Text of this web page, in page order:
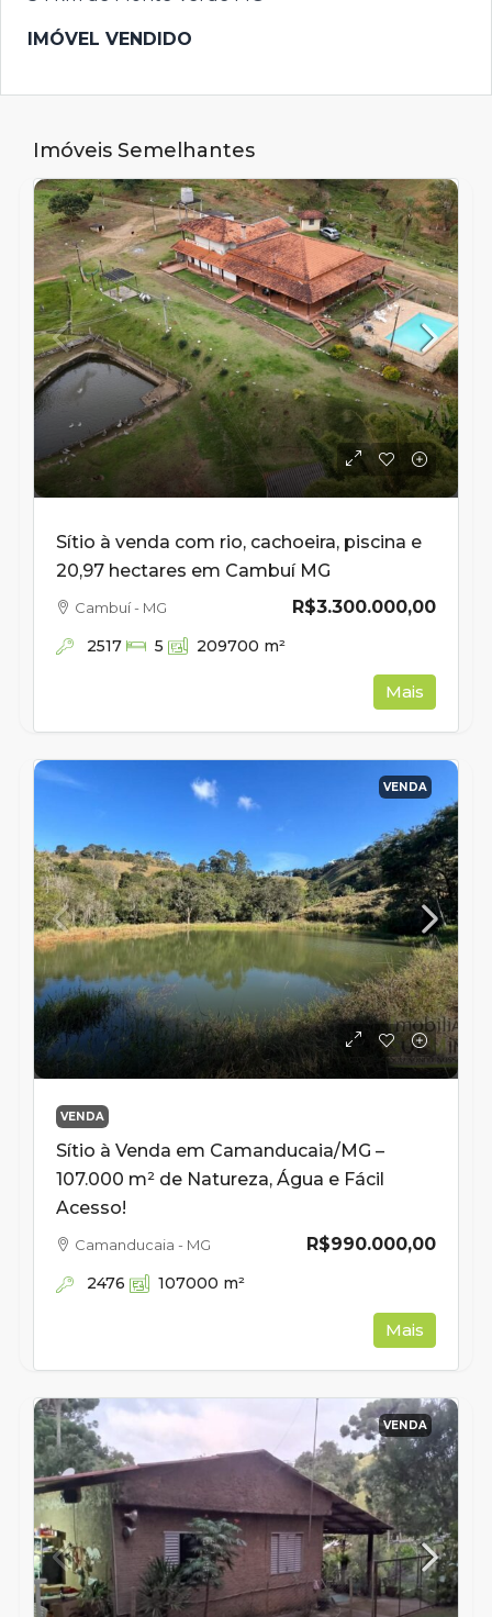
IMÓVEL VENDIDO
Imóveis Semelhantes
Sítio à venda com rio, cachoeira, piscina e
20,97 hectares em Cambuí MG
R$3.300.000,00
Cambuí - MG
2517 5 209700 m²
Mais
VENDA
VENDA
Sítio à Venda em Camanducaia/MG –
107.000 m² de Natureza, Água e Fácil
Acesso!
R$990.000,00
Camanducaia - MG
2476 107000 m²
Mais
VENDA